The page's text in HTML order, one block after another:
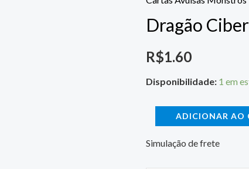
Dragão
R$1.60
Disponibilidade: 1 em
ADICIONAR AO
Simulação de frete